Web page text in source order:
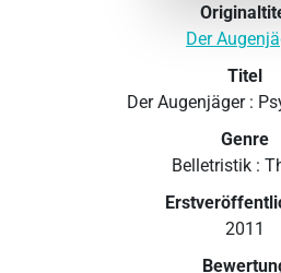
Der
Titel
Der Augenjäger :
Genre
Belletristik :
2011